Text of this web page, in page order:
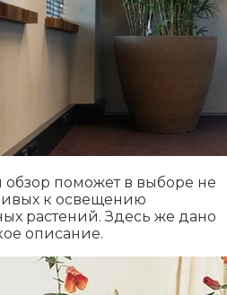
поможет в выборе не
к освещению
растений. Здесь же дано
описание.